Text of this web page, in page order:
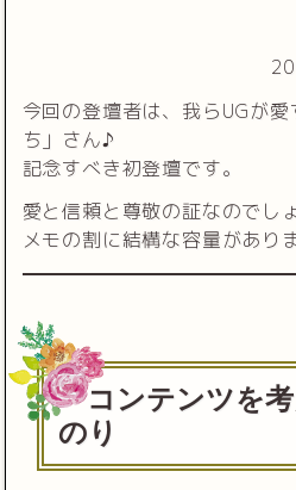
今回の登壇者は、我らUGが
ち」さん♪
記念すべき初登壇です。
愛と信頼と尊敬の証なのでし
メモの割に結構な容量があり
コンテンツを
のり